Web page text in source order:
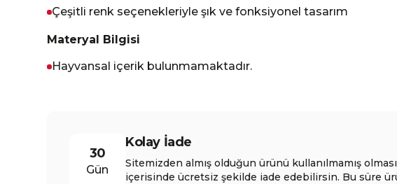
Çeşitli renk seçenekleriyle şık ve fonksiyonel tasarım
Materyal Bilgisi
Hayvansal içerik bulunmamaktadır.
30
Gün
Kolay İade
Sitemizden almış olduğun ürünü kullanılmamış
içerisinde ücretsiz şekilde iade edebilirsin. Bu süre